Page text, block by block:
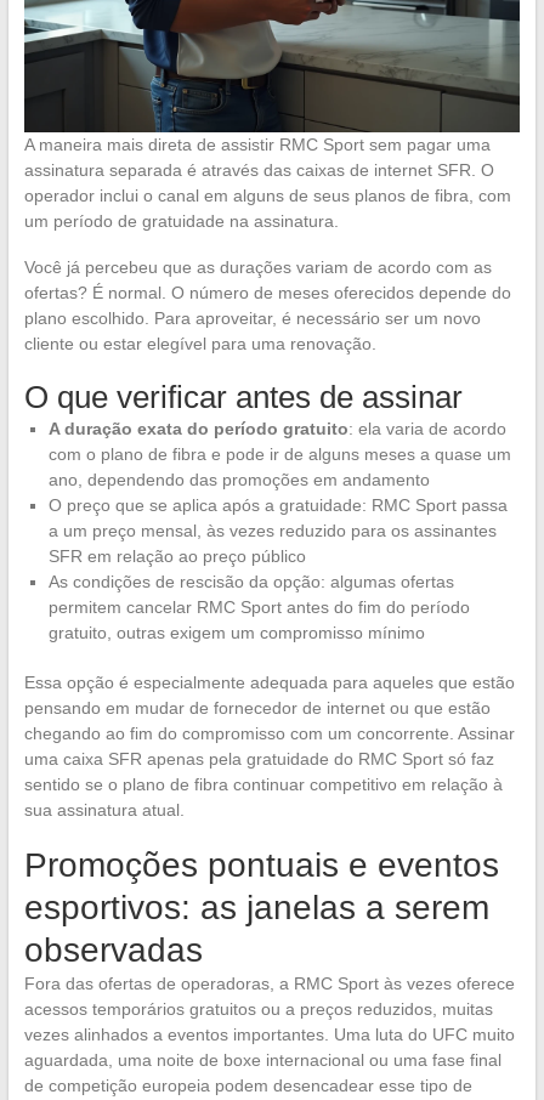
A maneira mais direta de assistir RMC Sport sem pagar uma
assinatura separada é através das caixas de internet SFR. O
operador inclui o canal em alguns de seus planos de fibra, com
um período de gratuidade na assinatura.
Você já percebeu que as durações variam de acordo com as
ofertas? É normal. O número de meses oferecidos depende do
plano escolhido. Para aproveitar, é necessário ser um novo
cliente ou estar elegível para uma renovação.
O que verificar antes de assinar
A duração exata do período gratuito: ela varia de acordo
com o plano de fibra e pode ir de alguns meses a quase um
ano, dependendo das promoções em andamento
O preço que se aplica após a gratuidade: RMC Sport passa
a um preço mensal, às vezes reduzido para os assinantes
SFR em relação ao preço público
As condições de rescisão da opção: algumas ofertas
permitem cancelar RMC Sport antes do fim do período
gratuito, outras exigem um compromisso mínimo
Essa opção é especialmente adequada para aqueles que estão
pensando em mudar de fornecedor de internet ou que estão
chegando ao fim do compromisso com um concorrente. Assinar
uma caixa SFR apenas pela gratuidade do RMC Sport só faz
sentido se o plano de fibra continuar competitivo em relação à
sua assinatura atual.
Promoções pontuais e eventos
esportivos: as janelas a serem
observadas
Fora das ofertas de operadoras, a RMC Sport às vezes oferece
acessos temporários gratuitos ou a preços reduzidos, muitas
vezes alinhados a eventos importantes. Uma luta do UFC muito
aguardada, uma noite de boxe internacional ou uma fase final
de competição europeia podem desencadear esse tipo de